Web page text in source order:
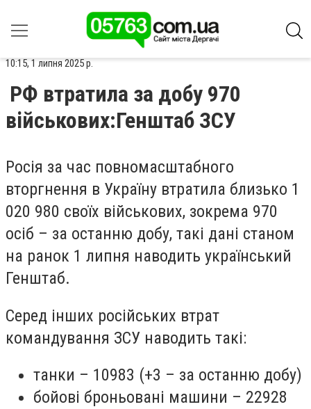
10:15, 1 липня 2025 р.
РФ втратила за добу 970
військових:Генштаб ЗСУ
Росія за час повномасштабного
вторгнення в Україну втратила близько 1
020 980 своїх військових, зокрема 970
осіб – за останню добу, такі дані станом
на ранок 1 липня наводить український
Генштаб.
Серед інших російських втрат
командування ЗСУ наводить такі:
танки – 10983 (+3 – за останню добу)
бойові броньовані машини – 22928